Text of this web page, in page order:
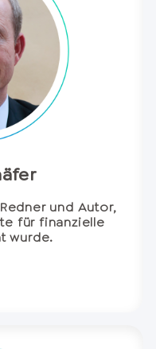
und Autor,
für finanzielle
wurde.